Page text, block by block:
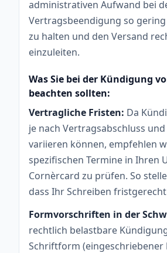
administrativen Aufwand bei
Vertragsbeendigung so
zu halten und den Versand
einzuleiten.
Was Sie bei der Kündigung
beachten sollten:
Vertragliche Fristen: Da
je nach Vertragsabschluss
variieren können, empfehlen
spezifischen Termine in Ihren
Cornèrcard zu prüfen. So
dass Ihr Schreiben
Formvorschriften in der
rechtlich belastbare
Schriftform (eingeschriebener